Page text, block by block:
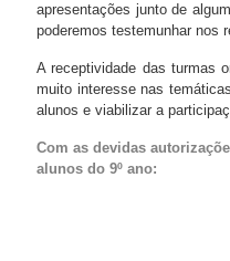
apresentações junto de
poderemos testemunhar nos
A receptividade das turmas
muito interesse nas
alunos e viabilizar a
Com as devidas
alunos do 9º ano: